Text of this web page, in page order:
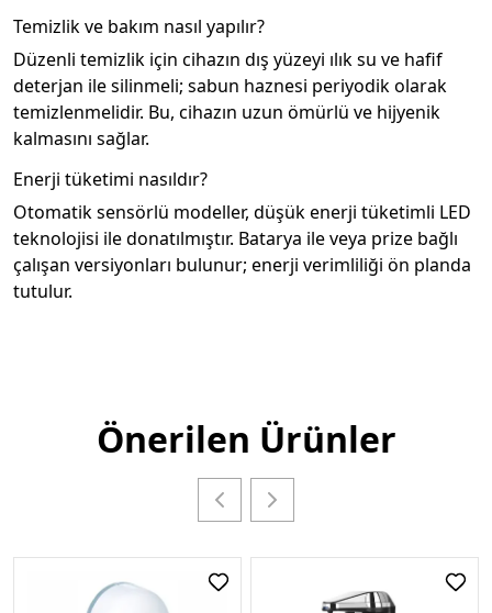
Temizlik ve bakım nasıl yapılır?
Düzenli temizlik için cihazın dış yüzeyi ılık su ve hafif
deterjan ile silinmeli; sabun haznesi periyodik olarak
temizlenmelidir. Bu, cihazın uzun ömürlü ve hijyenik
kalmasını sağlar.
Enerji tüketimi nasıldır?
Otomatik sensörlü modeller, düşük enerji tüketimli LED
teknolojisi ile donatılmıştır. Batarya ile veya prize bağlı
çalışan versiyonları bulunur; enerji verimliliği ön planda
tutulur.
Önerilen Ürünler